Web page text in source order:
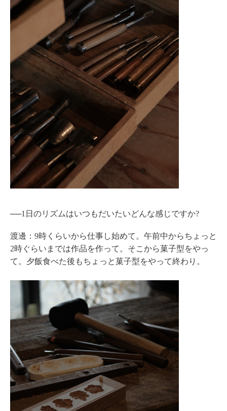
──1日のリズムはいつもだいたいどんな感じですか?
渡邊：9時くらいから仕事し始めて。午前中からちょっと
2時ぐらいまでは作品を作って。そこから菓子型をやっ
て。夕飯食べた後もちょっと菓子型をやって終わり。